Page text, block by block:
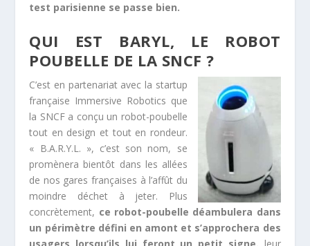
test parisienne se passe bien.
QUI EST BARYL, LE ROBOT
POUBELLE DE LA SNCF ?
C’est en partenariat avec la startup
française Immersive Robotics que
la SNCF a conçu un robot-poubelle
tout en design et tout en rondeur.
« B.A.R.Y.L. », c’est son nom, se
promènera bientôt dans les allées
de nos gares françaises à l’affût du
moindre déchet à jeter. Plus
concrètement, ce robot-poubelle déambulera dans
un périmètre défini en amont et s’approchera des
usagers lorsqu’ils lui feront un petit signe, leur